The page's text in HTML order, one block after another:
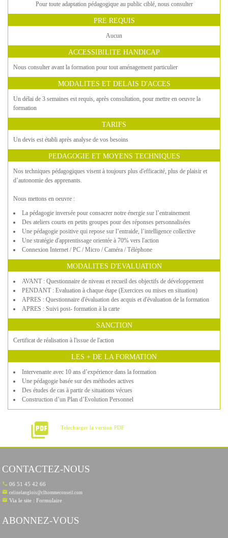
Pour toute adaptation pédagogique au public ciblé, nous consulter
PRE REQUIS
Aucun
ACCESSIBILITE HANDICAP
Nous consulter avant la formation pour tout aménagement particulier
MODALITES ET DELAIS D'ACCES
Un délai de 3 semaines est requis, après consultation, pour mettre en oeuvre la
formation
TARIFS
Un devis est établi après analyse de vos besoins
PEDAGOGIE ET MOYENS TECHNIQUES
Nos techniques pédagogiques visent à toujours plus d'efficacité, plus de plaisir et
d’autonomie des apprenants.
Nous mettons en oeuvre :
La pédagogie inversée pour consacrer notre énergie sur l’entrainement
Des ateliers courts en petits groupes pour des réponses personnalisées
Une pédagogie positive qui repose sur l’entraide, l’intelligence collective
Une stratégie d'apprentissage orientée à 70% vers l'action
Connexion Internet / PC / Micro / Caméra / Téléphone
MODALITES D'EVALUATION
AVANT : Questionnaire de niveau et recueil des objectifs de développement
PENDANT : Evaluation à chaque étape (Exercices ou mises en situation)
APRES : Questionnaire d'évaluation des acquis et d'évaluation de la formation
APRES : Suivi post- formation à la carte
SANCTION
Certificat de réalisation à l'issue de l'action
LES + DE LA FORMATION
Intervenante avec 10 ans d’expérience dans la formation
Une pédagogie basée sur des méthodes actives
Des études de cas à partir de situations vécues
Construction d’un Plan d’Evolution Personnel
picture_as_pdf Telecharger la version PDF
CONTACTEZ-NOUS
06 51 45 42 66
celinelanglois@clhommeconseil.com
Via le site : Formulaire
ABONNEZ-VOUS